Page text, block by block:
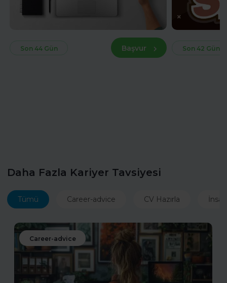
Son 44 Gün Başvur Son 42 Gün
Daha Fazla Kariyer Tavsiyesi
Tümü Career-advice CV Hazırla
Career-advice